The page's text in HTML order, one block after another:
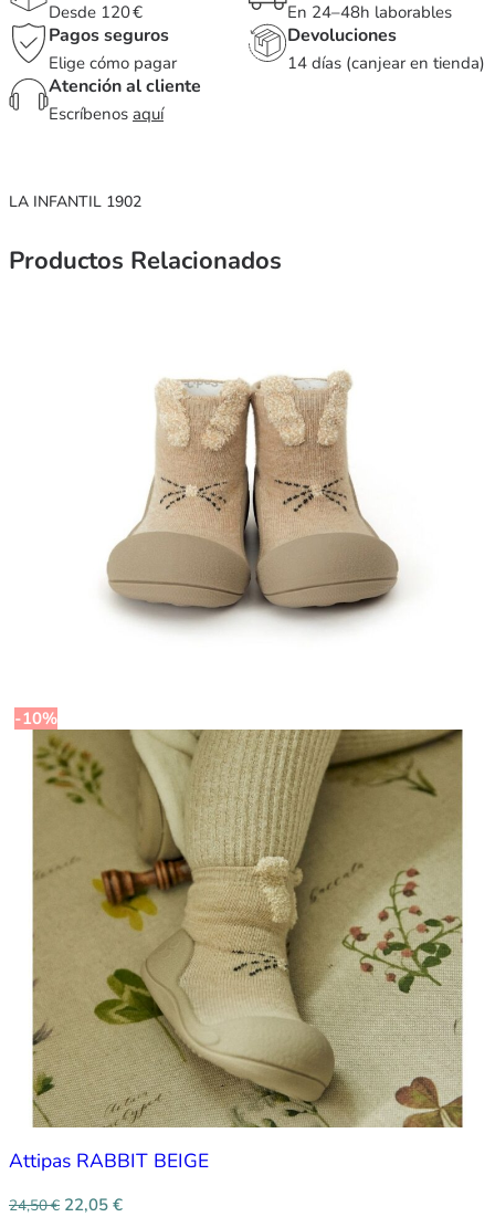
Desde 120 € En 24–48h laborables
Pagos seguros
Elige cómo pagar
Devoluciones
14 días (canjear en tienda)
Atención al cliente
Escríbenos aquí
LA INFANTIL 1902
Productos Relacionados
-10%
Attipas RABBIT BEIGE
24,50€ 22,05 €